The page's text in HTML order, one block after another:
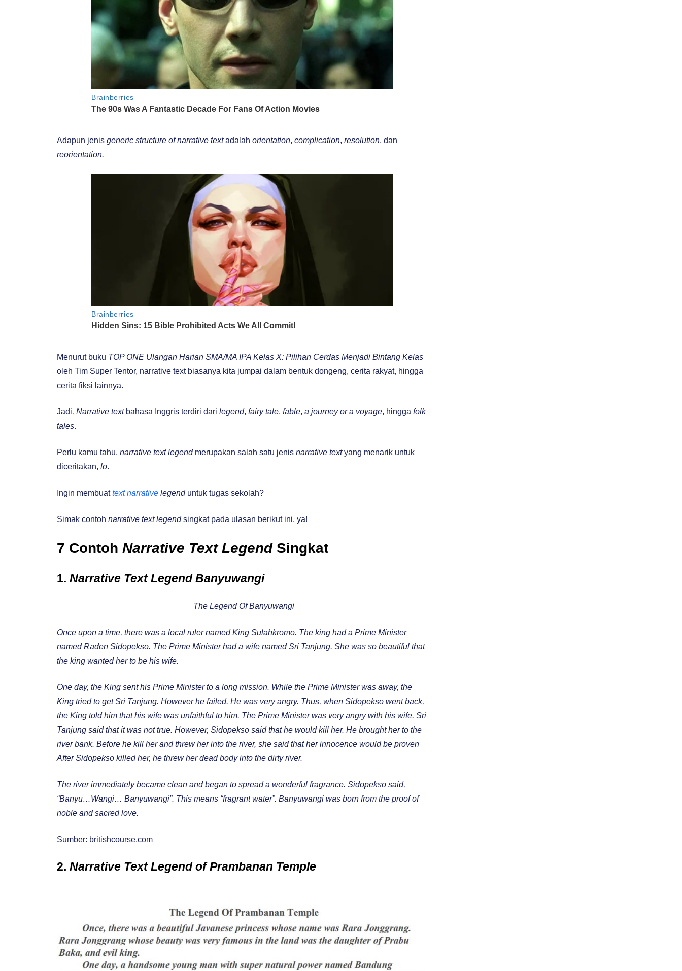
Adapun jenis generic structure of narrative textadalah orientation, complication, resolution, dan
reorientation.
Menurut buku TOP ONE Ulangan Harian SMA/MA IPA Kelas X: Pilihan Cerdas Menjadi Bintang Kelas
oleh Tim Super Tentor, narrative text biasanya kita jumpai dalam bentuk dongeng, cerita rakyat, hingga
cerita fiksi lainnya.
Jadi, Narrative textbahasa Inggris terdiri dari legend, fairy tale, fable, a journey or a voyage, hingga folk
tales.
Perlu kamu tahu, narrative text legendmerupakan salah satu jenis narrative textyang menarik untuk
diceritakan, lo.
Ingin membuattext narrative legenduntuk tugas sekolah?
Simak contoh narrative text legendsingkat pada ulasan berikut ini, ya!
7 Contoh Narrative Text LegendSingkat
1. Narrative Text Legend Banyuwangi
The Legend Of Banyuwangi
Once upon a time, there was a local ruler named King Sulahkromo. The king had a Prime Minister
named Raden Sidopekso. The Prime Minister had a wife named Sri Tanjung. She was so beautiful that
the king wanted her to be his wife.
One day, the King sent his Prime Minister to a long mission. While the Prime Minister was away, the
King tried to get Sri Tanjung. However he failed. He was very angry. Thus, when Sidopekso went back,
the King told him that his wife was unfaithful to him. The Prime Minister was very angry with his wife. Sri
Tanjung said that it was not true. However, Sidopekso said that he would kill her. He brought her to the
river bank. Before he kill her and threw her into the river, she said that her innocence would be proven
After Sidopekso killed her, he threw her dead body into the dirty river.
The river immediately became clean and began to spread a wonderful fragrance. Sidopekso said,
“Banyu…Wangi… Banyuwangi”. This means “fragrant water”. Banyuwangi was born from the proof of
noble and sacred love.
Sumber: britishcourse.com
2. Narrative Text Legend of Prambanan Temple